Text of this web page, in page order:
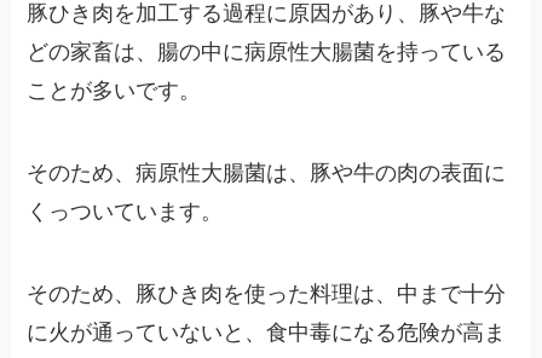
豚ひき肉を加工する過程に原因があり、豚や牛な
どの家畜は、腸の中に病原性大腸菌を持っている
ことが多いです。
そのため、病原性大腸菌は、豚や牛の肉の表面に
くっついています。
そのため、豚ひき肉を使った料理は、中まで十分
に火が通っていないと、食中毒になる危険が高ま